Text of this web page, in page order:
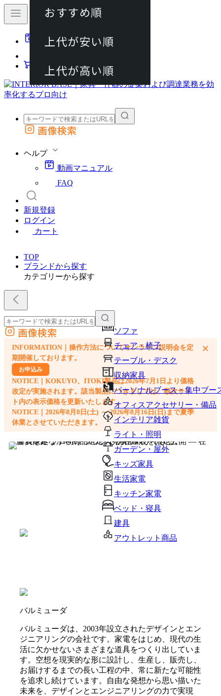
動画マニュアル
カート
外部サイトの商品をカートに追加
画像検索
ヘルプ
動画マニュアル
FAQ
新規登録
ログイン
カート
TOP
ブランドから探す
カテゴリーから探す
ソファ
チェア・椅子
テーブル・デスク
収納家具
パーソナルブース・集中ブー
オフィスアクセサリー・備品
インテリア雑貨
ライト・照明
ガーデン・屋外
キッズ家具
生活家電
キッチン家電
ベッド・寝具
建具
アウトレット商品
外部サイトの商品をカートに追加
他のサイトで見つけた商品ページのURLを貼り付けて、カートに追加できます
画像検索
INFORMATION｜操作方法についてオンライン説明会を定
期開催しております。
お申込み
NOTICE｜KOKUYO、ITOKI製品は2026年7月1日より価格
改定が実施されます。該当製品につきましては、順次サイ
ト内の表示価格を更新いたします。
NOTICE｜2026年8月8日(土) ～ 2026年8月16日(日)まで夏季
休業とさせていただきます。
×
バルミューダ
バルミューダは、2003年設立されたデザインとエン
ジニアリングの会社です。家電をはじめ、現代の生
活に欠かせないさまざまな道具をつくり出していま
す。空想を現実的な形に設計し、生産し、販売し、
お届けするまでの長い工程の中、常に新たな可能性
を追求し続けています。自由な発想から思い描いた
未来を、デザインとエンジニアリングの力で実現
おすすめ順
上代が安い順
上代が高い順